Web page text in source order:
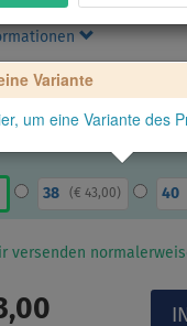
Schnell
Variante
um eine Variante des
38 (€ 43,00) 40
versenden